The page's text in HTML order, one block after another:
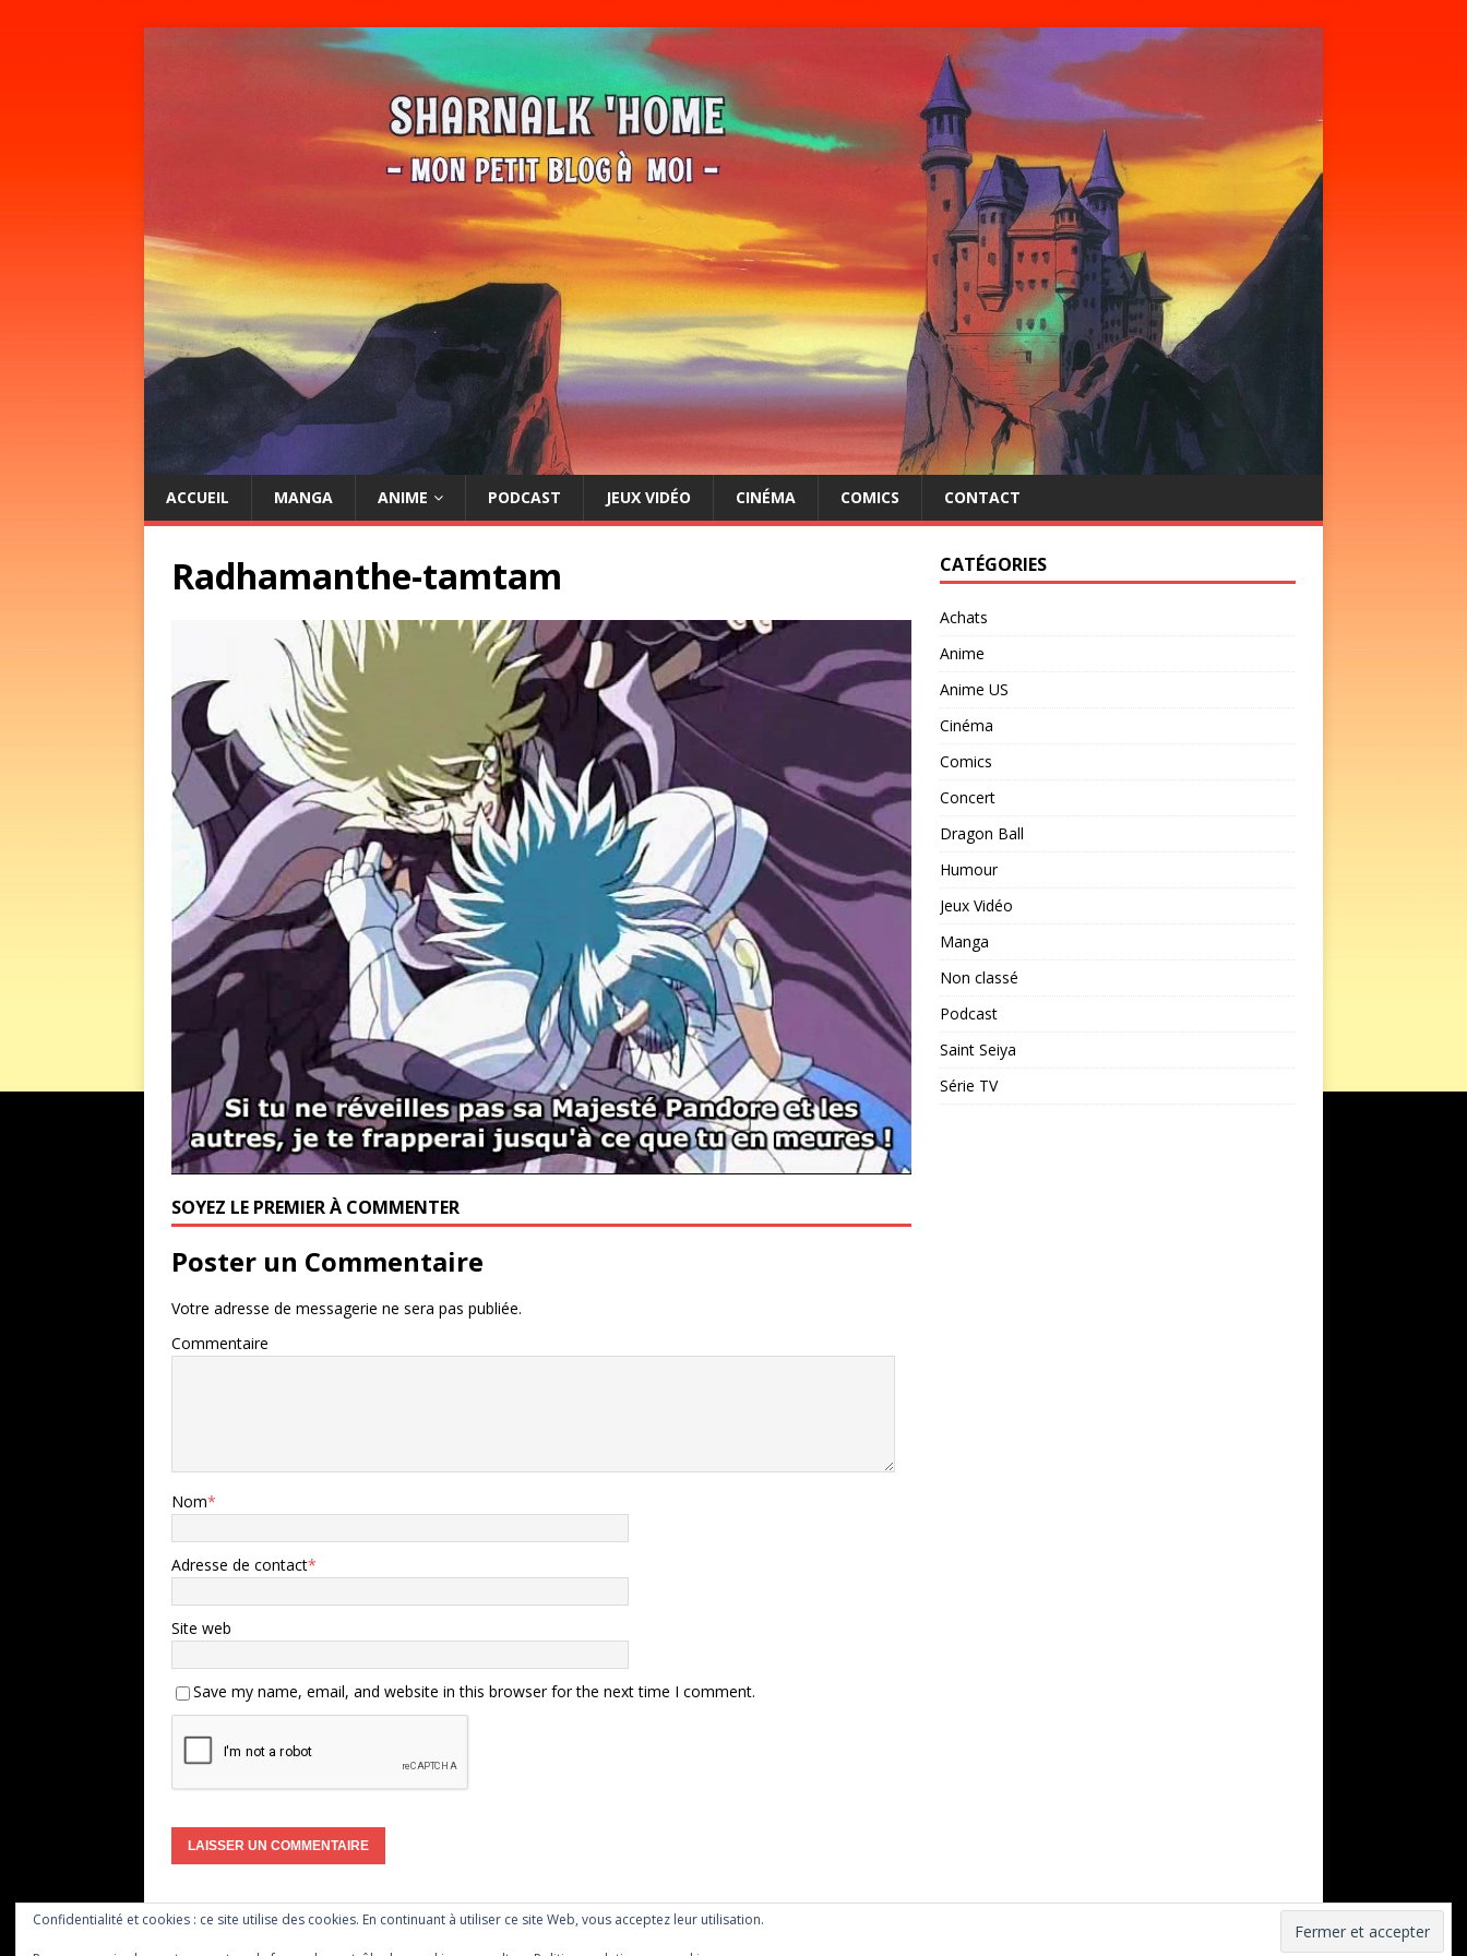
ACCUEIL MANGA ANIME PODCAST JEUX VIDÉO CINÉMA COMICS CONTACT
Radhamanthe-tamtam
SOYEZ LE PREMIER À COMMENTER
Poster un Commentaire
Votre adresse de messagerie ne sera pas publiée.
Commentaire
Nom*
Adresse de contact*
Site web
Save my name, email, and website in this browser for the next time I comment.
CATÉGORIES
Achats
Anime
Anime US
Cinéma
Comics
Concert
Dragon Ball
Humour
Jeux Vidéo
Manga
Non classé
Podcast
Saint Seiya
Série TV
Confidentialité et cookies : ce site utilise des cookies. En continuant à utiliser ce site Web, vous acceptez leur utilisation.